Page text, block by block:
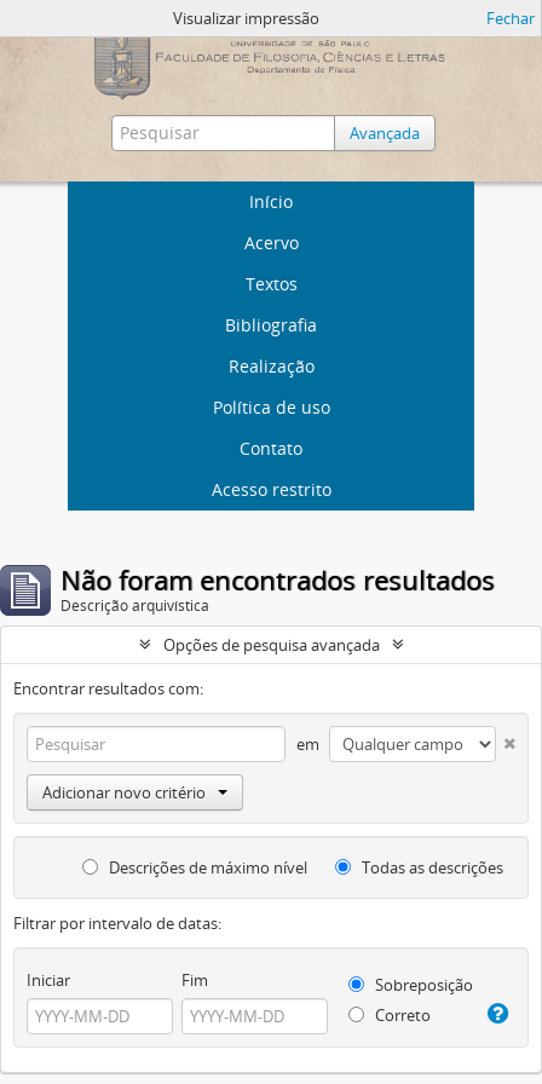
Avançada
Início
Acervo
Textos
Bibliografia
Realização
Política de uso
Contato
Acesso restrito
Visualizar impressão Fechar
Não foram encontrados resultados
Descrição arquivística
Opções de pesquisa avançada
Encontrar resultados com:
em
Adicionar novo critério
Descrições de máximo nível Todas as descrições
Filtrar por intervalo de datas:
Iniciar Fim
Sobreposição
Correto